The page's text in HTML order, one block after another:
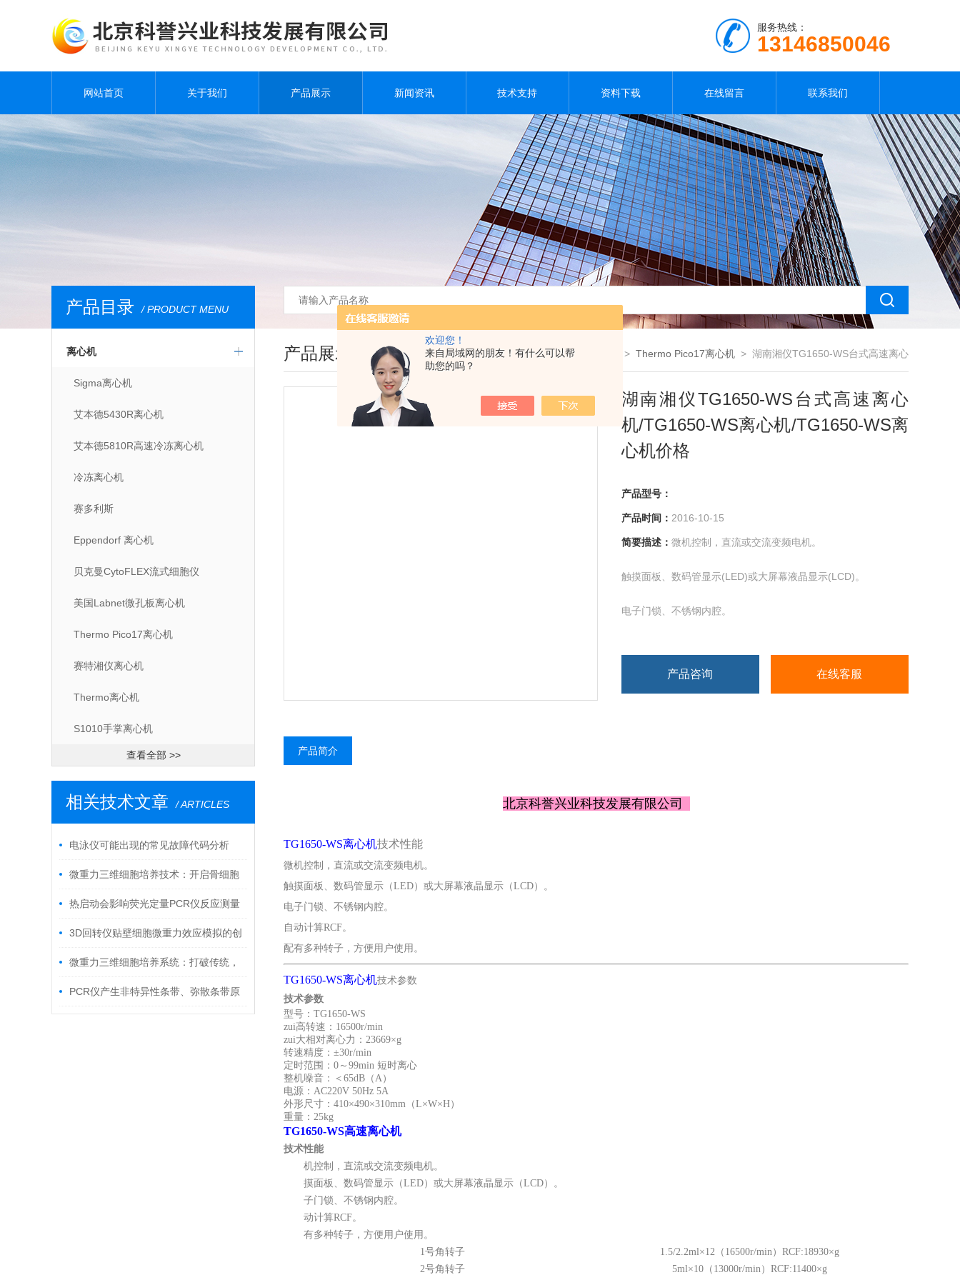
欢迎您！
来自局域网的朋友！有什么可以帮
助您的吗？
服务热线：
13146850046
网站首页 关于我们 产品展示 新闻资讯 技术支持 资料下载 在线留言 联系我们
产品目录 / PRODUCT MENU
离心机
Sigma离心机
艾本德5430R离心机
艾本德5810R高速冷冻离心机
冷冻离心机
赛多利斯
Eppendorf 离心机
贝克曼CytoFLEX流式细胞仪
美国Labnet微孔板离心机
Thermo Pico17离心机
赛特湘仪离心机
Thermo离心机
S1010手掌离心机
查看全部 >>
相关技术文章 / ARTICLES
电泳仪可能出现的常见故障代码分析
微重力三维细胞培养技术：开启骨细胞
研究新纪元
热启动会影响荧光定量PCR仪反应测量
吗？3D回转仪贴壁细胞微重力效应模拟的创
新应用
微重力三维细胞培养系统：打破传统，
细胞培养新潮流
PCR仪产生非特异性条带、弥散条带原
产品展示 您现在的位置：首页 >产品展示> > Thermo Pico17离心机 > 湖南湘仪TG1650-WS台式高速离心
机/TG1650-WS离心机/TG1650-WS离心机价格
湖南湘仪TG1650-WS台式高速离心
机/TG1650-WS离心机/TG1650-WS离
心机价格
产品型号：
产品时间： 2016-10-15
简要描述： 微机控制，直流或交流变频电机。
触摸面板、数码管显示(LED)或大屏幕液晶显示(LCD)。
电子门锁、不锈钢内腔。
配有多种转子，方便用户使用。
产品咨询 在线客服
产品简介
北京科誉兴业科技发展有限公司
TG1650-WS离心机技术性能
微机控制，直流或交流变频电机。
触摸面板、数码管显示（LED）或大屏幕液晶显示（LCD）。
电子门锁、不锈钢内腔。
自动计算RCF。
配有多种转子，方便用户使用。
TG1650-WS离心机技术参数
技术参数
型号 ： TG1650-WS
zui高转速 ： 16500r/min
zui大相对离心力 ： 23669×g
转速精度 ： ±30r/min
定时范围 ： 0 ～ 99min 短时离心
整机噪音 ： ＜ 65dB（A）
电源 ： AC220V 50Hz 5A
外形尺寸 ： 410×490×310mm（L×W×H）
重量 ： 25kg
TG1650-WS高速离心机
技术性能
微机控制，直流或交流变频电机。
触摸面板、数码管显示（LED）或大屏幕液晶显示（LCD）。
电子门锁、不锈钢内腔。
自动计算RCF。
配有多种转子，方便用户使用。
1号角转子
1.5/2.2ml×12（16500r/min）RCF:18930×g
2号角转子
5ml×10（13000r/min）RCF:11400×g